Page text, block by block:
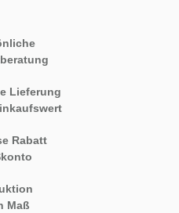
Lieferung
Rabatt
Maß